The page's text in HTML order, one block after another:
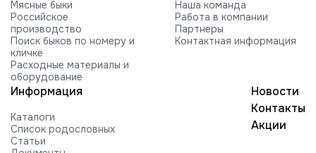
Мясные быки
Российское
производство
Поиск быков по номеру и
кличке
Расходные материалы и
оборудование
Наша команда
Работа в компании
Партнеры
Контактная информация
Информация
Каталоги
Список родословных
Статьи
Новости
Контакты
Акции